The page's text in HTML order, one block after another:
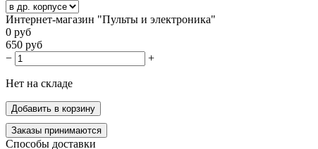
Интернет-магазин "Пульты и электроника"
0 руб
650 руб
−
+
Нет на складе
Добавить в корзину
Заказы принимаются
Способы доставки